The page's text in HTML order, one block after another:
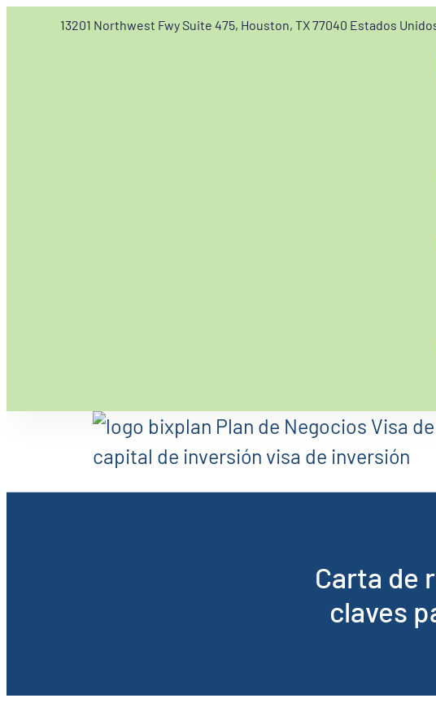
13201 Northwest Fwy Suite 475, Houston, TX 77040 Estados
Carta de
claves